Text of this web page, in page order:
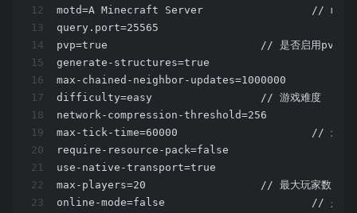
12
13
14
15
16
17
18
19
20
21
22
23
motd=A
query.port=25565
pvp=true			// 是否启用
max-chained-neighbor-updates=1000000
difficulty=easy			// 游戏难度
network-compression-threshold=256
max-tick-time=60000
use-native-transport=true
max-players=20			// 最大玩家
online-